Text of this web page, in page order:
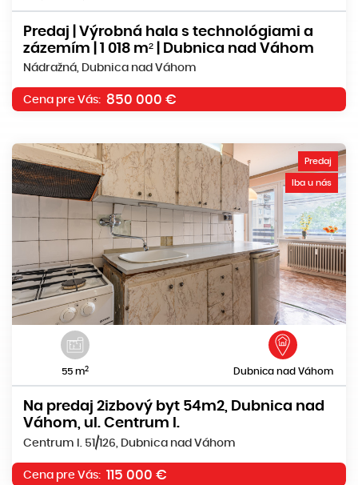
Predaj | Výrobná hala s technológiami a
zázemím | 1 018 m² | Dubnica nad Váhom
Nádražná, Dubnica nad Váhom
Cena pre Vás: 850 000 €
Predaj
Iba u nás
55 m2 Dubnica nad Váhom
Na predaj 2izbový byt 54m2, Dubnica nad
Váhom, ul. Centrum I.
Centrum I. 51/126, Dubnica nad Váhom
Cena pre Vás: 115 000 €